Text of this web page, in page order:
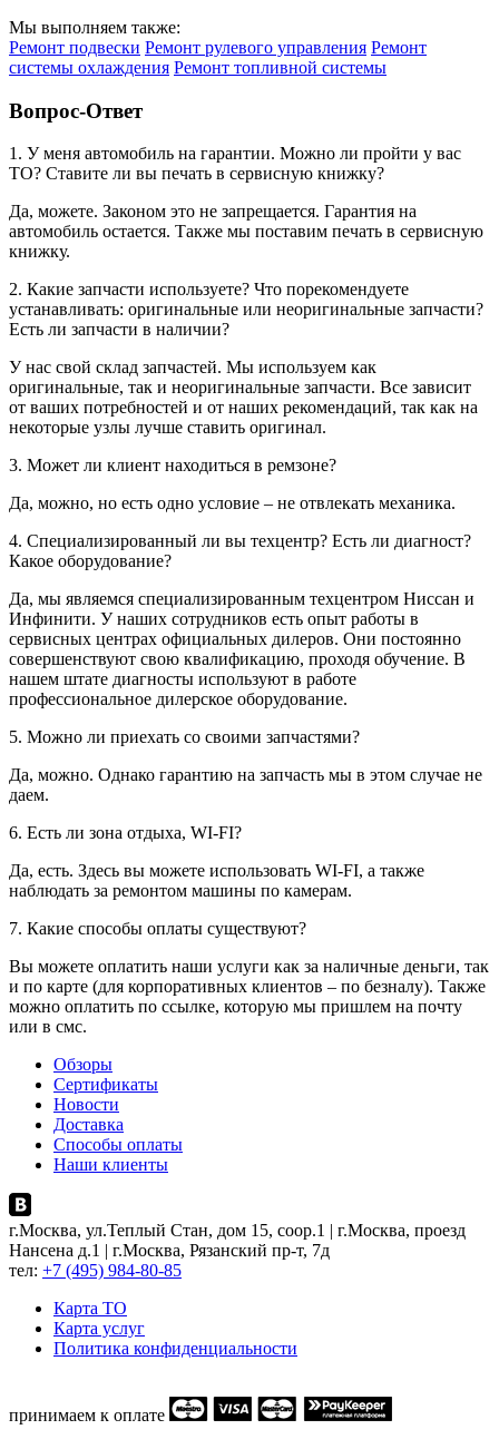
Мы выполняем также:
Ремонт подвески Ремонт рулевого управления Ремонт
системы охлаждения Ремонт топливной системы
Вопрос-Ответ
1. У меня автомобиль на гарантии. Можно ли пройти у вас
ТО? Ставите ли вы печать в сервисную книжку?
Да, можете. Законом это не запрещается. Гарантия на
автомобиль остается. Также мы поставим печать в сервисную
книжку.
2. Какие запчасти используете? Что порекомендуете
устанавливать: оригинальные или неоригинальные запчасти?
Есть ли запчасти в наличии?
У нас свой склад запчастей. Мы используем как
оригинальные, так и неоригинальные запчасти. Все зависит
от ваших потребностей и от наших рекомендаций, так как на
некоторые узлы лучше ставить оригинал.
3. Может ли клиент находиться в ремзоне?
Да, можно, но есть одно условие – не отвлекать механика.
4. Специализированный ли вы техцентр? Есть ли диагност?
Какое оборудование?
Да, мы являемся специализированным техцентром Ниссан и
Инфинити. У наших сотрудников есть опыт работы в
сервисных центрах официальных дилеров. Они постоянно
совершенствуют свою квалификацию, проходя обучение. В
нашем штате диагносты используют в работе
профессиональное дилерское оборудование.
5. Можно ли приехать со своими запчастями?
Да, можно. Однако гарантию на запчасть мы в этом случае не
даем.
6. Есть ли зона отдыха, WI-FI?
Да, есть. Здесь вы можете использовать WI-FI, а также
наблюдать за ремонтом машины по камерам.
7. Какие способы оплаты существуют?
Вы можете оплатить наши услуги как за наличные деньги, так
и по карте (для корпоративных клиентов – по безналу). Также
можно оплатить по ссылке, которую мы пришлем на почту
или в смс.
Обзоры
Сертификаты
Новости
Доставка
Способы оплаты
Наши клиенты
г.Москва, ул.Теплый Стан, дом 15, соор.1 | г.Москва, проезд
Нансена д.1 | г.Москва, Рязанский пр-т, 7д
тел: +7 (495) 984-80-85
Карта ТO
Карта услуг
Политика конфиденциальности
принимаем к оплате